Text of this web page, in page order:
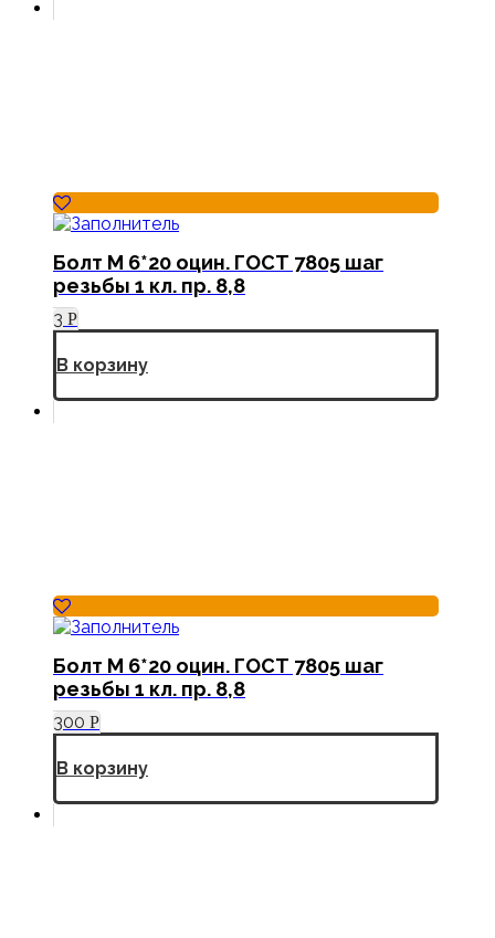
Болт М 6*20 оцин. ГОСТ 7805 шаг
резьбы 1 кл. пр. 8,8
3 Р
В корзину
Болт М 6*20 оцин. ГОСТ 7805 шаг
резьбы 1 кл. пр. 8,8
300 Р
В корзину